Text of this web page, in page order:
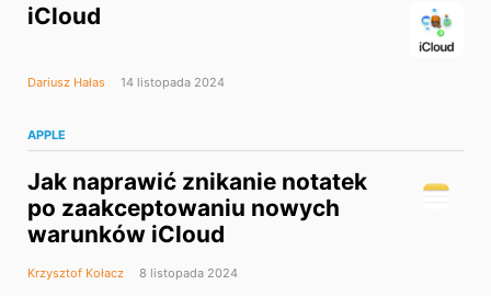
iCloud
Dariusz Hałas 14 listopada 2024
APPLE
Jak naprawić znikanie notatek
po zaakceptowaniu nowych
warunków iCloud
Krzysztof Kołacz 8 listopada 2024